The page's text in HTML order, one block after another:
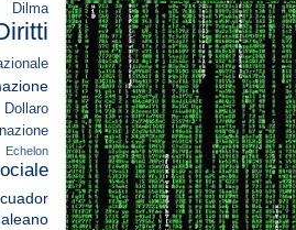
Dilma
Dollaro
Echelon